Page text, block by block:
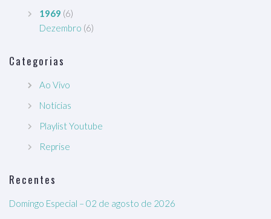
1969 (6)
Dezembro (6)
Categorias
Ao Vivo
Notícias
Playlist Youtube
Reprise
Recentes
Domingo Especial – 02 de agosto de 2026